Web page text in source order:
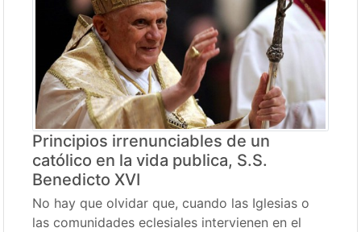
Principios irrenunciables de un
católico en la vida publica, S.S.
Benedicto XVI
No hay que olvidar que, cuando las Iglesias o
las comunidades eclesiales intervienen en el